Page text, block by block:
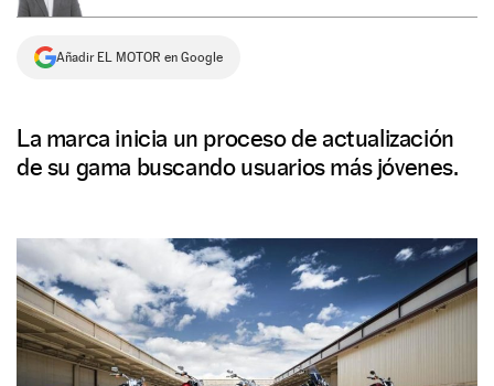
Añadir EL MOTOR en Google
La marca inicia un proceso de actualización
de su gama buscando usuarios más jóvenes.